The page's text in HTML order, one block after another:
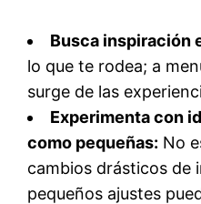
Busca inspiración
lo que te rodea; a
surge de las
Experimenta con
como pequeñas: No
cambios drásticos de
pequeños ajustes